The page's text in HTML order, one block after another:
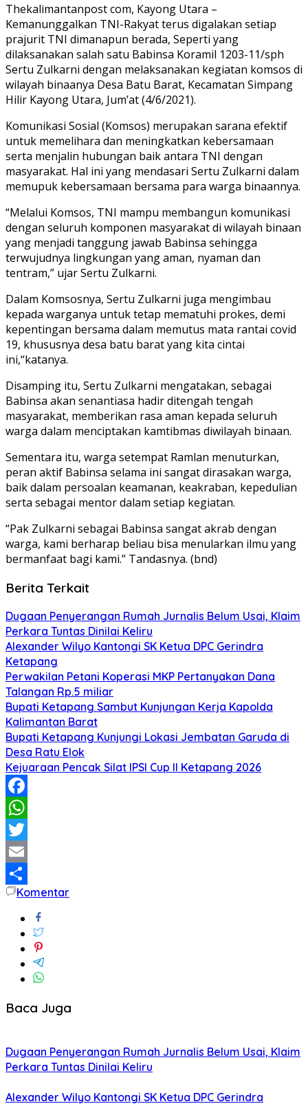
Thekalimantanpost com, Kayong Utara –
Kemanunggalkan TNI-Rakyat terus digalakan setiap
prajurit TNI dimanapun berada, Seperti yang
dilaksanakan salah satu Babinsa Koramil 1203-11/sph
Sertu Zulkarni dengan melaksanakan kegiatan komsos di
wilayah binaanya Desa Batu Barat, Kecamatan Simpang
Hilir Kayong Utara, Jum’at (4/6/2021).
Komunikasi Sosial (Komsos) merupakan sarana efektif
untuk memelihara dan meningkatkan kebersamaan
serta menjalin hubungan baik antara TNI dengan
masyarakat. Hal ini yang mendasari Sertu Zulkarni dalam
memupuk kebersamaan bersama para warga binaannya.
“Melalui Komsos, TNI mampu membangun komunikasi
dengan seluruh komponen masyarakat di wilayah binaan
yang menjadi tanggung jawab Babinsa sehingga
terwujudnya lingkungan yang aman, nyaman dan
tentram,” ujar Sertu Zulkarni.
Dalam Komsosnya, Sertu Zulkarni juga mengimbau
kepada warganya untuk tetap mematuhi prokes, demi
kepentingan bersama dalam memutus mata rantai covid
19, khususnya desa batu barat yang kita cintai
ini,“katanya.
Disamping itu, Sertu Zulkarni mengatakan, sebagai
Babinsa akan senantiasa hadir ditengah tengah
masyarakat, memberikan rasa aman kepada seluruh
warga dalam menciptakan kamtibmas diwilayah binaan.
Sementara itu, warga setempat Ramlan menuturkan,
peran aktif Babinsa selama ini sangat dirasakan warga,
baik dalam persoalan keamanan, keakraban, kepedulian
serta sebagai mentor dalam setiap kegiatan.
“Pak Zulkarni sebagai Babinsa sangat akrab dengan
warga, kami berharap beliau bisa menularkan ilmu yang
bermanfaat bagi kami.” Tandasnya. (bnd)
Berita Terkait
Dugaan Penyerangan Rumah Jurnalis Belum Usai, Klaim
Perkara Tuntas Dinilai Keliru
Alexander Wilyo Kantongi SK Ketua DPC Gerindra
Ketapang
Perwakilan Petani Koperasi MKP Pertanyakan Dana
Talangan Rp.5 miliar
Bupati Ketapang Sambut Kunjungan Kerja Kapolda
Kalimantan Barat
Bupati Ketapang Kunjungi Lokasi Jembatan Garuda di
Desa Ratu Elok
Kejuaraan Pencak Silat IPSI Cup II Ketapang 2026
Facebook
WhatsApp
Twitter
Email
Share
Komentar
Baca Juga
Dugaan Penyerangan Rumah Jurnalis Belum Usai, Klaim
Perkara Tuntas Dinilai Keliru
Alexander Wilyo Kantongi SK Ketua DPC Gerindra